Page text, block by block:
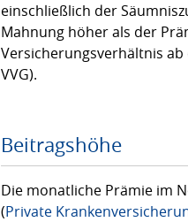
einschließlich der
Mahnung höher als der
Versicherungsverhältnis ab
VVG).
Beitragshöhe
Die monatliche Prämie im
(Private